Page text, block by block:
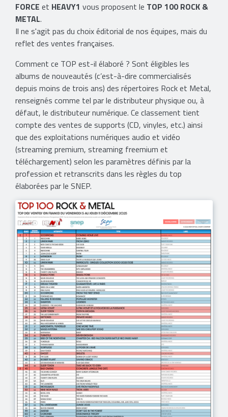
FORCE et HEAVY1 vous proposent le TOP 100 ROCK &
METAL.
Il ne s'agit pas du choix éditorial de nos équipes, mais du
reflet des ventes françaises.
Comment ce TOP est-il élaboré ? Sont éligibles les
albums de nouveautés (c’est-à-dire commercialisés
depuis moins de trois ans) des répertoires Rock et Metal,
renseignés comme tel par le distributeur physique ou, à
défaut, le distributeur numérique. Ce classement tient
compte des ventes de supports (CD, vinyles, etc.) ainsi
que des exploitations numériques audio et vidéo
(streaming premium, streaming freemium et
téléchargement) selon les paramètres définis par la
profession et retranscrits dans les règles du top
élaborées par le SNEP.